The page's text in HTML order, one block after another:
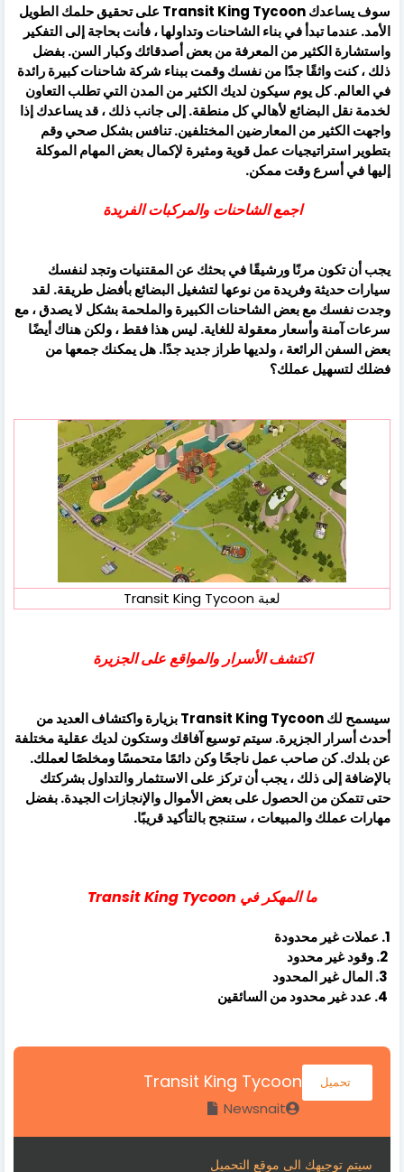
سوف يساعدك Transit King Tycoon على تحقيق حلمك الطويل
الأمد. عندما تبدأ في بناء الشاحنات وتداولها ، فأنت بحاجة إلى التفكير
واستشارة الكثير من المعرفة من بعض أصدقائك وكبار السن. بفضل
ذلك ، كنت واثقًا جدًا من نفسك وقمت ببناء شركة شاحنات كبيرة رائدة
في العالم. كل يوم سيكون لديك الكثير من المدن التي تطلب التعاون
لخدمة نقل البضائع لأهالي كل منطقة. إلى جانب ذلك ، قد يساعدك إذا
واجهت الكثير من المعارضين المختلفين. تنافس بشكل صحي وقم
بتطوير استراتيجيات عمل قوية ومثيرة لإكمال بعض المهام الموكلة
إليها في أسرع وقت ممكن.
اجمع الشاحنات والمركبات الفريدة
يجب أن تكون مرنًا ورشيقًا في بحثك عن المقتنيات وتجد لنفسك
سيارات حديثة وفريدة من نوعها لتشغيل البضائع بأفضل طريقة. لقد
وجدت نفسك مع بعض الشاحنات الكبيرة والملحمة بشكل لا يصدق ، مع
سرعات آمنة وأسعار معقولة للغاية. ليس هذا فقط ، ولكن هناك أيضًا
بعض السفن الرائعة ، ولديها طراز جديد جدًا. هل يمكنك جمعها من
فضلك لتسهيل عملك؟
لعبة Transit King Tycoon
اكتشف الأسرار والمواقع على الجزيرة
سيسمح لك Transit King Tycoon بزيارة واكتشاف العديد من
أحدث أسرار الجزيرة. سيتم توسيع آفاقك وستكون لديك عقلية مختلفة
عن بلدك. كن صاحب عمل ناجحًا وكن دائمًا متحمسًا ومخلصًا لعملك.
بالإضافة إلى ذلك ، يجب أن تركز على الاستثمار والتداول بشركتك
حتى تتمكن من الحصول على بعض الأموال والإنجازات الجيدة. بفضل
مهارات عملك والمبيعات ، ستنجح بالتأكيد قريبًا.
ما المهكر في Transit King Tycoon
1. عملات غير محدودة
Transit King Tycoon تحميل
Newsnait
سيتم توجيهك الى موقع التحميل